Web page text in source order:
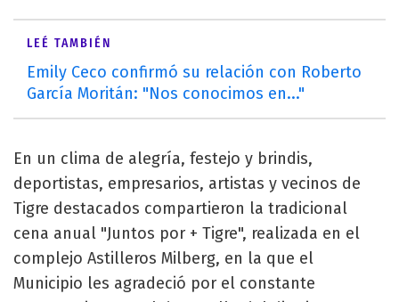
LEÉ TAMBIÉN
Emily Ceco confirmó su relación con Roberto
García Moritán: "Nos conocimos en..."
En un clima de alegría, festejo y brindis,
deportistas, empresarios, artistas y vecinos de
Tigre destacados compartieron la tradicional
cena anual "Juntos por + Tigre", realizada en el
complejo Astilleros Milberg, en la que el
Municipio les agradeció por el constante